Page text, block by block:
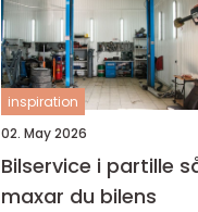
inspiration
02. May 2026
Bilservice i partille så
maxar du bilens